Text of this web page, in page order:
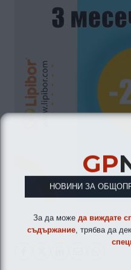
GP
НОВИНИ ЗА
За да може
съдържание
, трябва да